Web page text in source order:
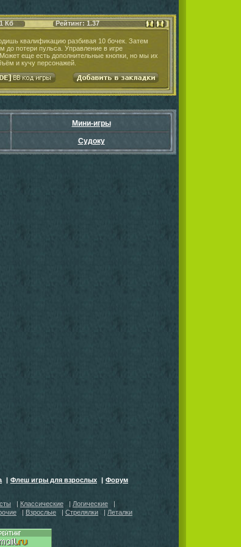
Кб Рейтинг: 1.37
квалификацию разбивая 10 бочек. Затем
до потери пульса. Управление в игре
еще есть дополнительные кнопки, но мы их
и кучу персонажей.
Мини-игры
Судоку
| Флеш игры для взрослых | Форум
| Классические | Логические
|
| Взрослые | Стрелялки | Леталки